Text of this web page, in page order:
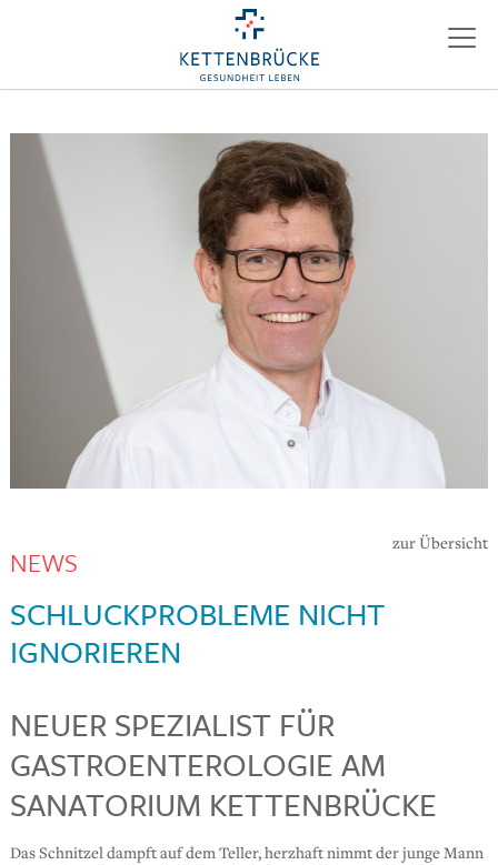
zur Übersicht
NEWS
SCHLUCKPROBLEME NICHT
IGNORIEREN
NEUER SPEZIALIST FÜR
GASTROENTEROLOGIE AM
SANATORIUM KETTENBRÜCKE
Das Schnitzel dampft auf dem Teller, herzhaft nimmt der junge Mann